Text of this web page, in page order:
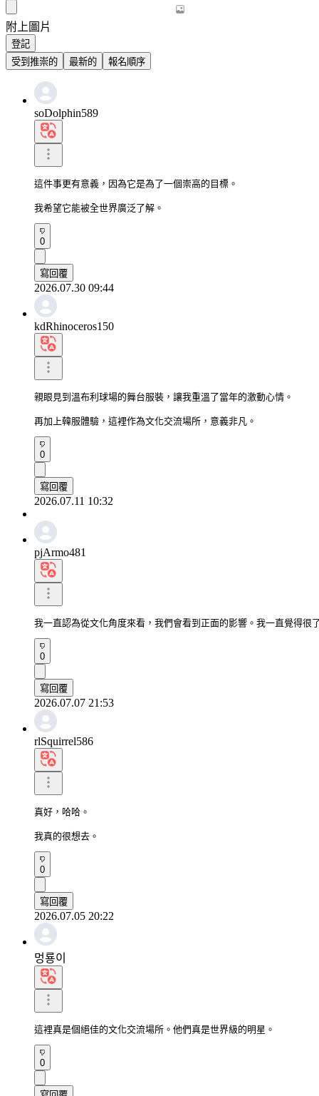
附上圖片
登記
受到推崇的
最新的 報名順序
soDolphin589
這件事更有意義，因為它是為了一個崇高的目標。
我希望它能被全世界廣泛了解。
0
寫回覆
2026.07.30 09:44
kdRhinoceros150
親眼見到溫布利球場的舞台服裝，讓我重溫了當年的激動心情。
再加上韓服體驗，這裡作為文化交流場所，意義非凡。
0
寫回覆
2026.07.11 10:32
pjArmo481
我一直認為從文化角度來看，我們會看到正面的影響。我一直覺得很
0
寫回覆
2026.07.07 21:53
rlSquirrel586
真好，哈哈。
我真的很想去。
0
寫回覆
2026.07.05 20:22
멍룡이
這裡真是個絕佳的文化交流場所。他們真是世界級的明星。
0